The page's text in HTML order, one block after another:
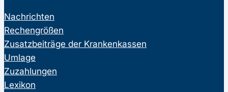
Nachrichten
Rechengrößen
Zusatzbeiträge der Krankenkassen
Umlage
Zuzahlungen
Lexikon